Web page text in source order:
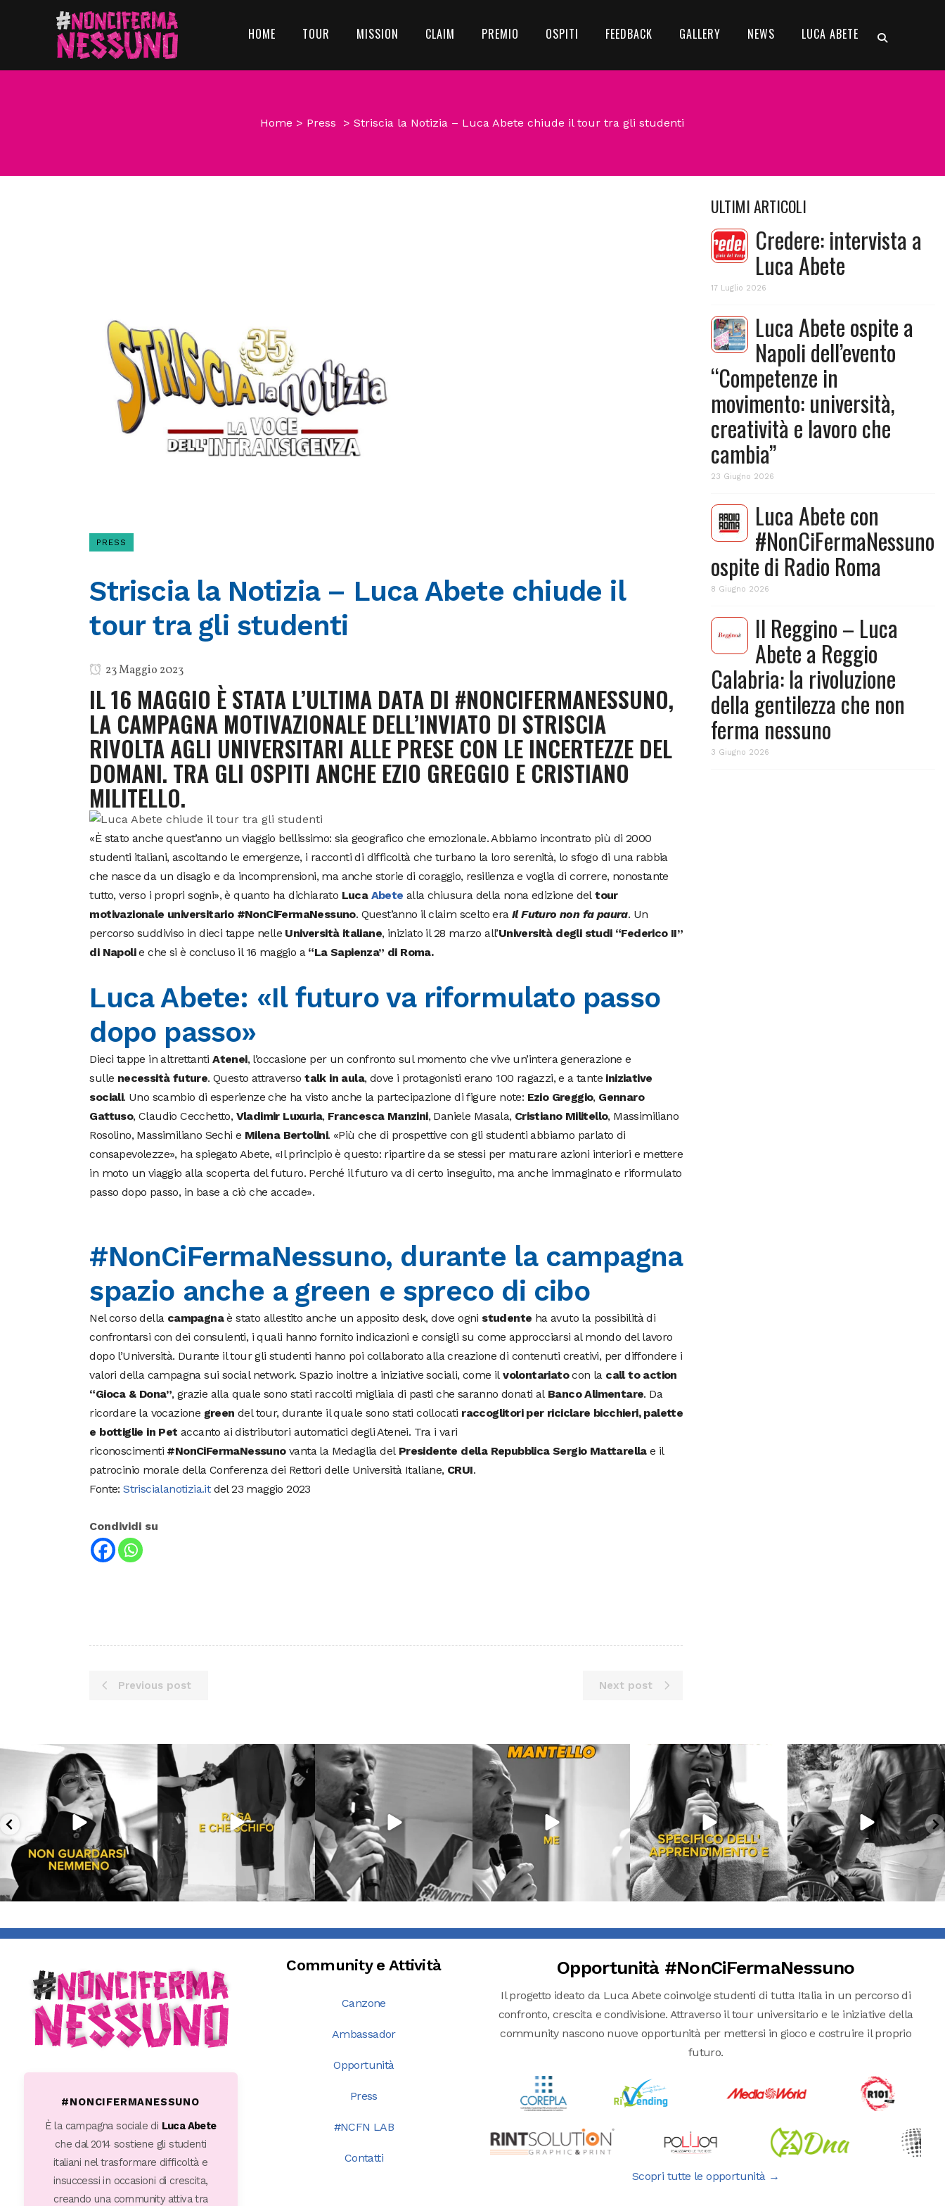
HOME TOUR MISSION CLAIM PREMIO OSPITI FEEDBACK GALLERY NEWS LUCA ABETE
Home > Press >Striscia la Notizia – Luca Abete chiude il tour tra gli studenti
PRESS
Striscia la Notizia – Luca Abete chiude il
tour tra gli studenti
23 Maggio 2023
IL 16 MAGGIO È STATA L’ULTIMA DATA DI #NONCIFERMANESSUNO,
LA CAMPAGNA MOTIVAZIONALE DELL’INVIATO DI STRISCIA
RIVOLTA AGLI UNIVERSITARI ALLE PRESE CON LE INCERTEZZE DEL
DOMANI. TRA GLI OSPITI ANCHE EZIO GREGGIO E CRISTIANO
MILITELLO.
«È stato anche quest’anno un viaggio bellissimo: sia geografico che emozionale. Abbiamo incontrato più di 2000
studenti italiani, ascoltando le emergenze, i racconti di difficoltà che turbano la loro serenità, lo sfogo di una rabbia
che nasce da un disagio e da incomprensioni, ma anche storie di coraggio, resilienza e voglia di correre, nonostante
tutto, verso i propri sogni», è quanto ha dichiarato Luca Abete alla chiusura della nona edizione deltour
motivazionale universitario #NonCiFermaNessuno. Quest’anno il claim scelto era Il Futuro non fa paura. Un
percorso suddiviso in dieci tappe nelle Università italiane, iniziato il 28 marzo all’Università degli studi “Federico II”
di Napolie che si è concluso il 16 maggio a “La Sapienza” di Roma.
Luca Abete: «Il futuro va riformulato passo
dopo passo»
Dieci tappe in altrettantiAtenei, l’occasione per un confronto sul momento che vive un’intera generazione e
sulle necessità future. Questo attraversotalk in aula, dove i protagonisti erano 100 ragazzi, e a tante iniziative
sociali. Uno scambio di esperienze che ha visto anche la partecipazione di figure note: Ezio Greggio, Gennaro
Gattuso, Claudio Cecchetto, Vladimir Luxuria, Francesca Manzini, Daniele Masala, Cristiano Militello, Massimiliano
Rosolino, Massimiliano Sechi e Milena Bertolini. «Più che di prospettive con gli studenti abbiamo parlato di
consapevolezze», ha spiegato Abete, «Il principio è questo: ripartire da se stessi per maturare azioni interiori e mettere
in moto un viaggio alla scoperta del futuro. Perché il futuro va di certo inseguito, ma anche immaginato e riformulato
passo dopo passo, in base a ciò che accade».
#NonCiFermaNessuno, durante la campagna
spazio anche a green e spreco di cibo
Nel corso della campagnaè stato allestito anche un apposito desk, dove ogni studente ha avuto la possibilità di
confrontarsi con dei consulenti, i quali hanno fornito indicazioni e consigli su come approcciarsi al mondo del lavoro
dopo l’Università. Durante il tour gli studenti hanno poi collaborato alla creazione di contenuti creativi, per diffondere i
valori della campagna sui social network. Spazio inoltre a iniziative sociali, come ilvolontariatocon la call to action
“Gioca & Dona”, grazie alla quale sono stati raccolti migliaia di pasti che saranno donati al Banco Alimentare. Da
ricordare la vocazione green del tour, durante il quale sono stati collocati raccoglitori per riciclare bicchieri, palette
e bottiglie in Pet accanto ai distributori automatici degli Atenei. Tra i vari
riconoscimenti #NonCiFermaNessunovanta la Medaglia del Presidente della Repubblica Sergio Mattarellae il
patrocinio morale della Conferenza dei Rettori delle Università Italiane,CRUI.
Fonte:Striscialanotizia.itdel 23 maggio 2023
Condividi su
Previous post Next post
ULTIMI ARTICOLI
Credere: intervista a
Luca Abete
17 Luglio 2026
Luca Abete ospite a
Napoli dell’evento
“Competenze in
movimento: università,
creatività e lavoro che
cambia”
23 Giugno 2026
Luca Abete con
#NonCiFermaNessuno
ospite di Radio Roma
8 Giugno 2026
Il Reggino – Luca
Abete a Reggio
Calabria: la rivoluzione
della gentilezza che non
ferma nessuno
3 Giugno 2026
Lug 13
199 10
Lug 9
54
Giu 18 Giu 16
6982 383
Giu 14
286 14
#NONCIFERMANESSUNO
È la campagna sociale di Luca Abete
che dal 2014 sostiene gli studenti
italiani nel trasformare difficoltà e
insuccessi in occasioni di crescita,
creando una community attiva tra
Community e Attività
Canzone
Ambassador
Opportunità
Press
#NCFN LAB
Contatti
Opportunità #NonCiFermaNessuno
Il progetto ideato da Luca Abete coinvolge studenti di tutta Italia in un percorso di
confronto, crescita e condivisione. Attraverso il tour universitario e le iniziative della
community nascono nuove opportunità per mettersi in gioco e costruire il proprio
futuro.
Scopri tutte le opportunità →